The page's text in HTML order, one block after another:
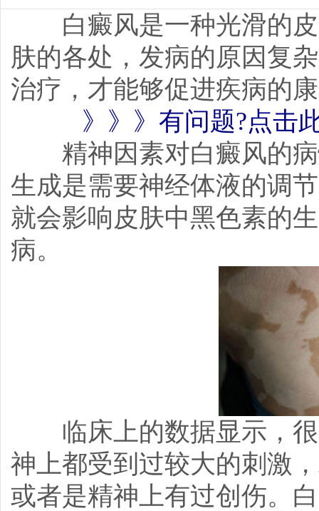
白癜风是一种光滑的皮
肤的各处，发病的原因复
治疗，才能够促进疾病的
》》》有问题?点击
精神因素对白癜风的病
生成是需要神经体液的调
就会影响皮肤中黑色素的
病。
临床上的数据显示，很
神上都受到过较大的刺激
或者是精神上有过创伤。